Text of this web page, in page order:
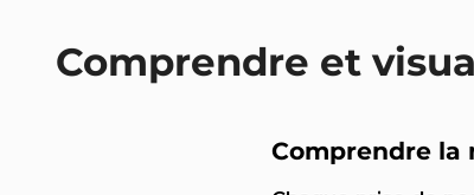
Comprendre et
Comprendre la